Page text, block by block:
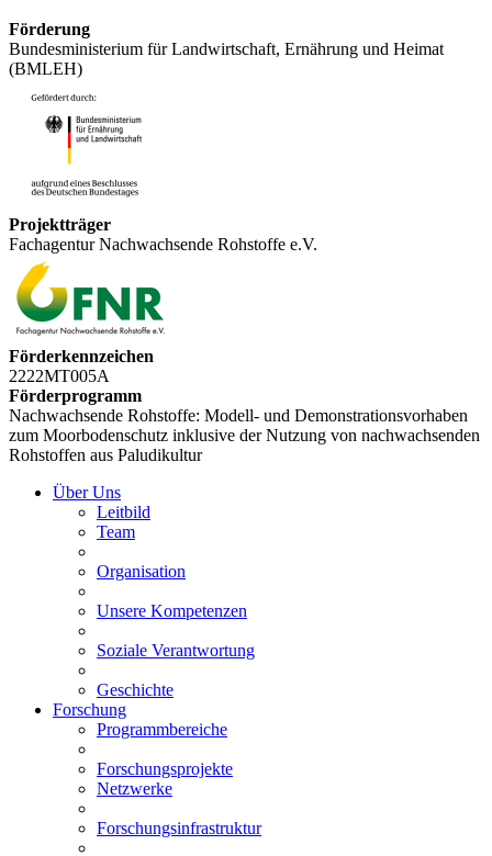
Förderung
Bundesministerium für Landwirtschaft, Ernährung und Heimat
(BMLEH)
Projektträger
Fachagentur Nachwachsende Rohstoffe e.V.
Förderkennzeichen
2222MT005A
Förderprogramm
Nachwachsende Rohstoffe: Modell- und Demonstrationsvorhaben
zum Moorbodenschutz inklusive der Nutzung von nachwachsenden
Rohstoffen aus Paludikultur
Über Uns
Leitbild
Team
Organisation
Unsere Kompetenzen
Soziale Verantwortung
Geschichte
Forschung
Programmbereiche
Forschungsprojekte
Netzwerke
Forschungsinfrastruktur